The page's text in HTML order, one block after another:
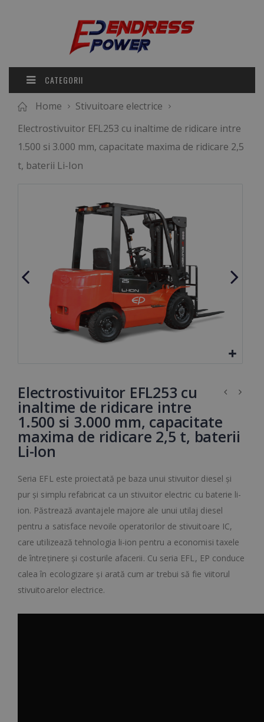
CATEGORII
Home
Stivuitoare electrice
Electrostivuitor EFL253 cu inaltime de ridicare intre
1.500 si 3.000 mm, capacitate maxima de ridicare 2,5
t, baterii Li-Ion
Electrostivuitor EFL253 cu
inaltime de ridicare intre
1.500 si 3.000 mm, capacitate
maxima de ridicare 2,5 t, baterii
Li-Ion
Seria EFL este proiectată pe baza unui stivuitor diesel și
pur și simplu refabricat ca un stivuitor electric cu baterie li-
ion. Păstrează avantajele majore ale unui utilaj diesel
pentru a satisface nevoile operatorilor de stivuitoare IC,
care utilizează tehnologia li-ion pentru a economisi taxele
de întreținere și costurile afacerii. Cu seria EFL, EP conduce
calea în ecologizare și arată cum ar trebui să fie viitorul
stivuitoarelor electrice.